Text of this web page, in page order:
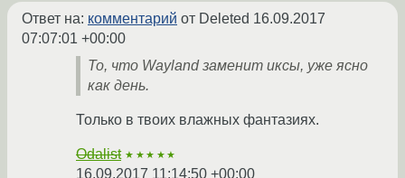
Ответ на: комментарий от Deleted 16.09.2017
07:07:01 +00:00
То, что Wayland заменит иксы, уже ясно
как день.
Только в твоих влажных фантазиях.
Odalist ★★★★★
16.09.2017 11:14:50 +00:00